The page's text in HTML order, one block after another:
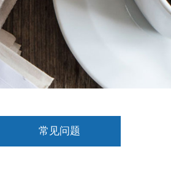
常见问题